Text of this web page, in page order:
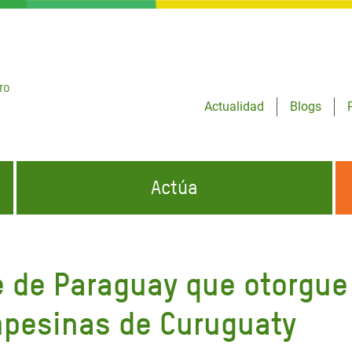
Actualidad
Blogs
Appeal
por la Crisis en
CONÓCENOS
Actúa
Paraguay que
de Curuguaty